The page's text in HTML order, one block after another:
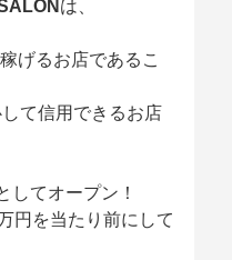
は、
げるお店であるこ
て信用できるお店
してオープン！
円を当たり前にして